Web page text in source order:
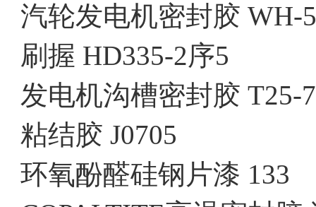
汽轮发电机密封胶 WH-
刷握 HD335-2序5
发电机沟槽密封胶 T25-
粘结胶 J0705
环氧酚醛硅钢片漆 133